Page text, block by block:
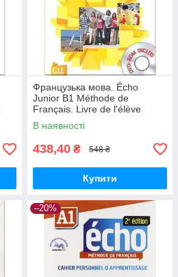
Французька мова. Écho
Junior B1 Méthode de
Français. Livre de l'élève
В наявності
438,40 ₴ 548 ₴
Купити
–20%